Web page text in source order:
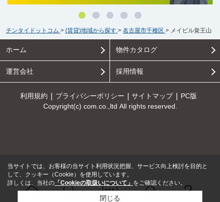
チンタイドットコム > (賃貸)地域から探す > 名古屋市千種区 > メイビル覚王山
ホーム 物件カタログ
運営会社 採用情報
利用規約 プライバシーポリシー サイトマップ
PC版
Copyright(c) com.co.,ltd All rights reserved.
当サイトでは、お客様の当サイト利用状況把握、サービス向上検討を目的と
して、クッキー（Cookie）を使用しています。
詳しくは、当社の 「Cookieの取扱いについて」 をご確認ください。
閉じる